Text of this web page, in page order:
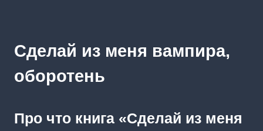
Сделай из меня вампира,
оборотень
Про что книга «Сделай из меня